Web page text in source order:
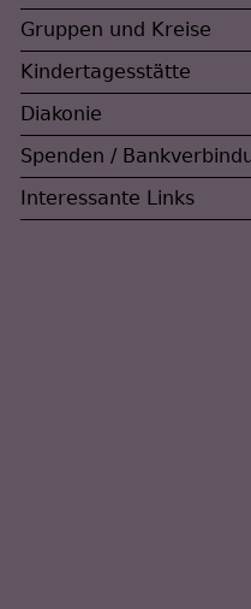
Gruppen und Kreise
Kindertagesstätte
Diakonie
Spenden /
Interessante Links